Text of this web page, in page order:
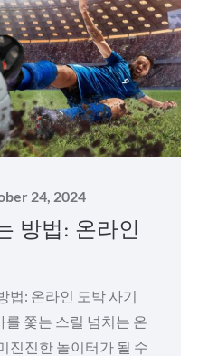
24, 2024
방법: 온라인
법: 온라인 도박 사기
쫓는 스릴 넘치는 온
진진한 놀이터가 될 수